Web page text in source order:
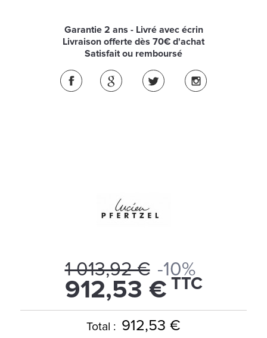
Garantie 2 ans - Livré avec écrin
Livraison offerte dès 70€ d'achat
Satisfait ou remboursé
1 013,92 € -10%
912,53 € TTC
Total : 912,53 €